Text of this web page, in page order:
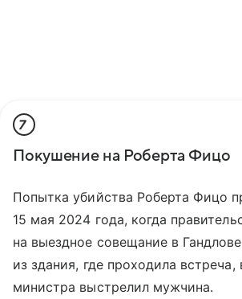
7
Покушение на Роберта Фицо
Попытка убийства Роберта Фицо
15 мая 2024 года, когда
на выездное совещание в
из здания, где проходила
министра выстрелил мужчина.